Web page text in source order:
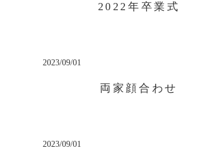
2022年卒業式
2023/09/01
両家顔合わせ
2023/09/01